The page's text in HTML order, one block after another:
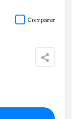
Comparer